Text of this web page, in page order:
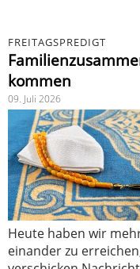
FREITAGSPREDIGT
kommen
09. Juli 2026
Heute haben wir
einander zu